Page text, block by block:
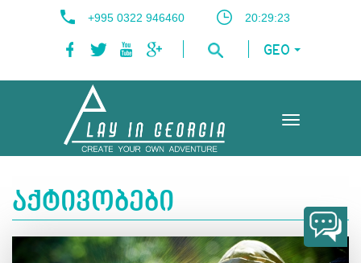
+995 0322 946460 20:29:24
GEO
Toggle
აქტივობები